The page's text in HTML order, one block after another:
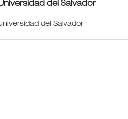
del Salvador
del Salvador